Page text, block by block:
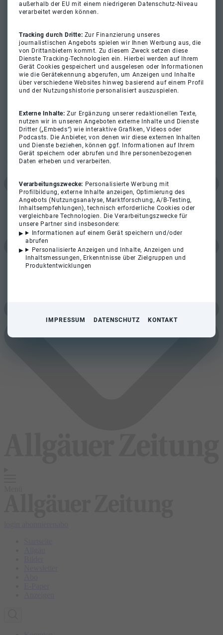
außerhalb der EU mit einem niedrigeren Datenschutz-Niveau
verarbeitet werden können.
Tracking durch Dritte: Zur Finanzierung unseres
journalistischen Angebots spielen wir Ihnen Werbung aus, die
von Drittanbietern kommt. Zu diesem Zweck setzen diese
Dienste Tracking-Technologien ein. Hierbei werden auf Ihrem
Gerät Cookies gespeichert und ausgelesen oder Informationen
wie die Gerätekennung abgerufen, um Anzeigen und Inhalte
über verschiedene Websites hinweg basierend auf einem Profil
und der Nutzungshistorie personalisiert auszuspielen.
Externe Inhalte:Zur Ergänzung unserer redaktionellen Texte,
nutzen wir in unseren Angeboten externe Inhalte und Dienste
Dritter („Embeds“) wie interaktive Grafiken, Videos oder
Podcasts. Die Anbieter, von denen wir diese externen Inhalten
und Dienste beziehen, können ggf. Informationen auf Ihrem
Gerät speichern oder abrufen und Ihre personenbezogenen
Daten erheben und verarbeiten.
Verarbeitungszwecke: Personalisierte Werbung mit
Profilbildung, externe Inhalte anzeigen, Optimierung des
Angebots (Nutzungsanalyse, Marktforschung, A/B-Testing,
Inhaltsempfehlungen), technisch erforderliche Cookies oder
vergleichbare Technologien. Die Verarbeitungszwecke für
unsere Partner sind insbesondere:
Informationen auf einem Gerät speichern und/oder
abrufen
Personalisierte Anzeigen und Inhalte, Anzeigen und
Inhaltsmessungen, Erkenntnisse über Zielgruppen und
Produktentwicklungen
IMPRESSUM DATENSCHUTZ KONTAKT